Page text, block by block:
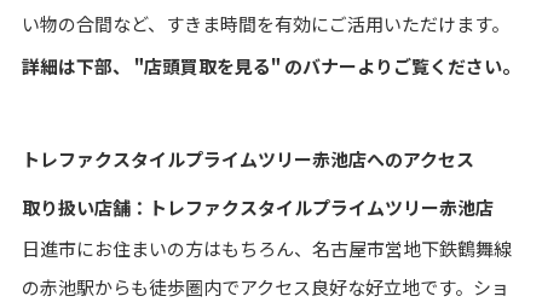
い物の合間など、すきま時間を有効にご活用いただけます。
詳細は下部、 "店頭買取を見る" のバナーよりご覧ください。
トレファクスタイルプライムツリー赤池店へのアクセス
取り扱い店舗：トレファクスタイルプライムツリー赤池店
日進市にお住まいの方はもちろん、名古屋市営地下鉄鶴舞線
の赤池駅からも徒歩圏内でアクセス良好な好立地です。ショ